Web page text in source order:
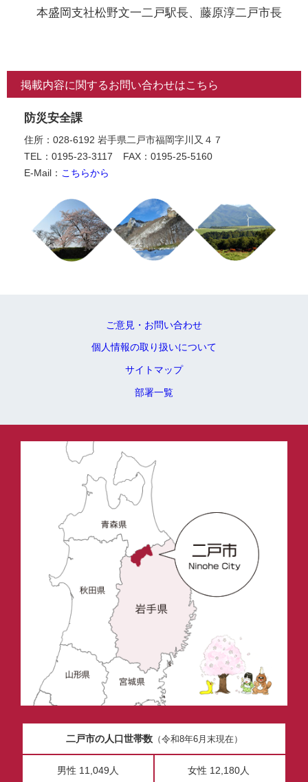
本盛岡支社松野文一二戸駅長、藤原淳二戸市長
掲載内容に関するお問い合わせはこちら
防災安全課
住所：028-6192 岩手県二戸市福岡字川又４７
TEL：0195-23-3117
FAX：0195-25-5160
E-Mail： こちらから
ご意見・お問い合わせ
個人情報の取り扱いについて
サイトマップ
部署一覧
二戸市の人口世帯数（令和8年6月末現在）
男性 11,049人 女性 12,180人